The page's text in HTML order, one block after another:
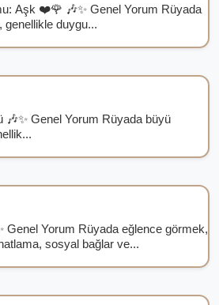
Aşk ❤️🌹 🎶✨ Genel Yorum Rüyada
genellikle duygu...
🎶✨ Genel Yorum Rüyada büyü
Genel Yorum Rüyada eğlence görmek,
sosyal bağlar ve...